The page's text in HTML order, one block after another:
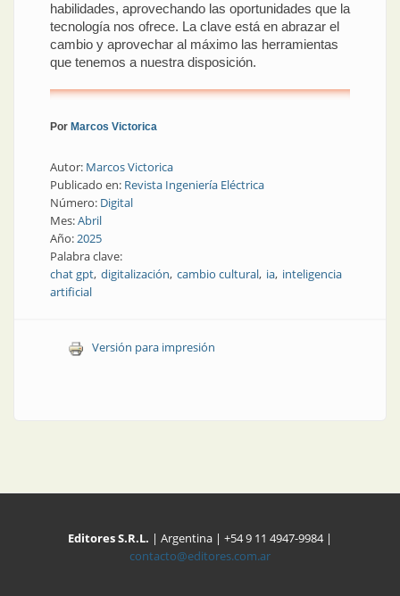
habilidades, aprovechando las oportunidades que la
tecnología nos ofrece. La clave está en abrazar el
cambio y aprovechar al máximo las herramientas
que tenemos a nuestra disposición.
Por Marcos Victorica
Autor: Marcos Victorica
Publicado en: Revista Ingeniería Eléctrica
Número: Digital
Mes:Abril
Año:2025
Palabra clave:
chat gpt digitalización cambio cultural ia inteligencia
artificial
Versión para impresión
Editores S.R.L. | Argentina | +54 9 11 4947-9984 |
contacto@editores.com.ar